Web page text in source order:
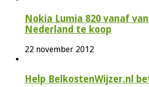
Nokia Lumia 820 vanaf
Nederland te koop
22 november 2012
Help BelkostenWijzer.nl